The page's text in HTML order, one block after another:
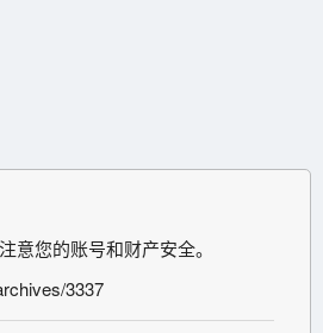
意您的账号和财产安全。
3337